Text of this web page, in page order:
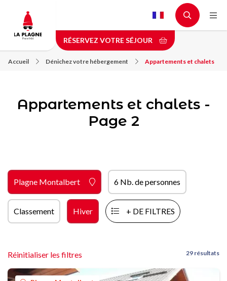
contenu
principal
RÉSERVEZ VOTRE SÉJOUR
Accueil Dénichez votre hébergement Appartements et chalets
Appartements et chalets -
Page 2
Plagne Montalbert 6 Nb. de personnes
Classement Hiver + DE FILTRES
Réinitialiser les filtres 29 résultats